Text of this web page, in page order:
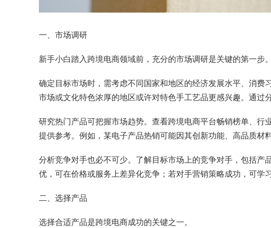
一、市场调研
新手小白踏入跨境电商领域前，充分的市场调研是关键的第一步。
确定目标市场时，需考虑不同国家和地区的经济发展水平、消
市场或文化特色浓厚的地区或许对特色手工艺品更感兴趣。通过
研究热门产品可把握市场趋势。查看跨境电商平台畅销榜单、
提供参考。例如，某电子产品热销可能因其创新功能、高品质材
分析竞争对手也必不可少。了解目标市场上的竞争对手，包括
优，可在价格或服务上差异化竞争；若对手营销策略成功，可学
二、选择产品
选择合适产品是跨境电商成功的关键之一。